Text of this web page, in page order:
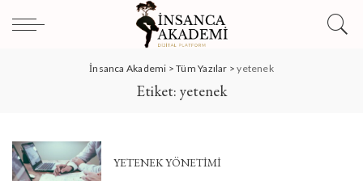
İnsanca Akademi >Tüm Yazılar >yetenek
Etiket: yetenek
YETENEK YÖNETİMİ